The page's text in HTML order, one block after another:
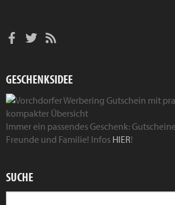
GESCHENKSIDEE
Immer ein passendes Geschenk:
Freunde und Familie! Infos HIER!
SUCHE